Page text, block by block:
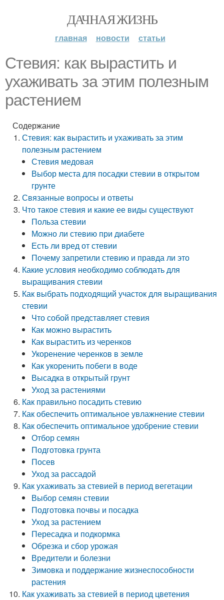
ДАЧНАЯ ЖИЗНЬ
главная новости статьи
Стевия: как вырастить и
ухаживать за этим полезным
растением
Содержание
Стевия: как вырастить и ухаживать за этим
полезным растением
Стевия медовая
Выбор места для посадки стевии в открытом
грунте
Связанные вопросы и ответы
Что такое стевия и какие ее виды существуют
Польза стевии
Можно ли стевию при диабете
Есть ли вред от стевии
Почему запретили стевию и правда ли это
Какие условия необходимо соблюдать для
выращивания стевии
Как выбрать подходящий участок для выращивания
стевии
Что собой представляет стевия
Как можно вырастить
Как вырастить из черенков
Укоренение черенков в земле
Как укоренить побеги в воде
Высадка в открытый грунт
Уход за растениями
Как правильно посадить стевию
Как обеспечить оптимальное увлажнение стевии
Как обеспечить оптимальное удобрение стевии
Отбор семян
Подготовка грунта
Посев
Уход за рассадой
Как ухаживать за стевией в период вегетации
Выбор семян стевии
Подготовка почвы и посадка
Уход за растением
Пересадка и подкормка
Обрезка и сбор урожая
Вредители и болезни
Зимовка и поддержание жизнеспособности
растения
Как ухаживать за стевией в период цветения